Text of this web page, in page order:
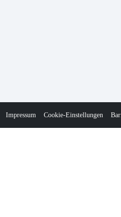
Impressum Cookie-Einstellungen